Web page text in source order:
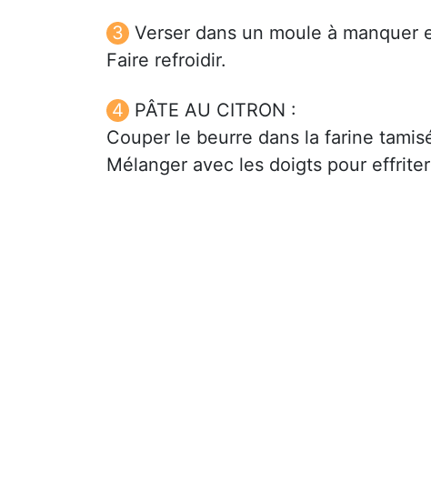
Verser dans un moule à manquer
Faire refroidir.
PÂTE AU CITRON :
Couper le beurre dans la farine
Mélanger avec les doigts pour